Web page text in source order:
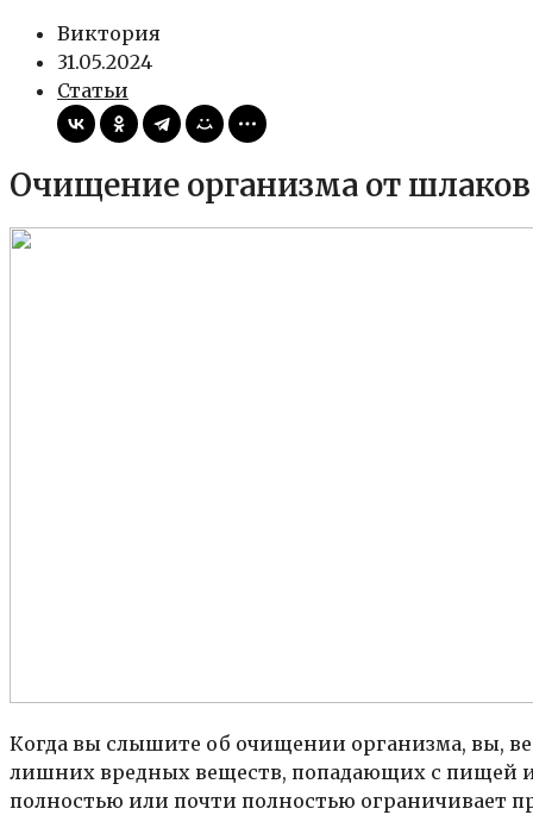
Виктория
31.05.2024
Статьи
Очищение организма от
Когда вы слышите об очищении организма, вы,
лишних вредных веществ, попадающих с пищей
полностью или почти полностью ограничивает